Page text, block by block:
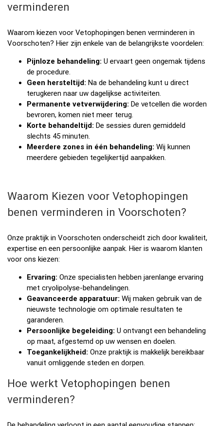
verminderen
Waarom kiezen voor Vetophopingen benen verminderen in
Voorschoten? Hier zijn enkele van de belangrijkste voordelen:
Pijnloze behandeling: U ervaart geen ongemak tijdens
de procedure.
Geen hersteltijd: Na de behandeling kunt u direct
terugkeren naar uw dagelijkse activiteiten.
Permanente vetverwijdering: De vetcellen die worden
bevroren, komen niet meer terug.
Korte behandeltijd: De sessies duren gemiddeld
slechts 45 minuten.
Meerdere zones in één behandeling: Wij kunnen
meerdere gebieden tegelijkertijd aanpakken.
Waarom Kiezen voor Vetophopingen
benen verminderen in Voorschoten?
Onze praktijk in Voorschoten onderscheidt zich door kwaliteit,
expertise en een persoonlijke aanpak. Hier is waarom klanten
voor ons kiezen:
Ervaring: Onze specialisten hebben jarenlange ervaring
met cryolipolyse-behandelingen.
Geavanceerde apparatuur: Wij maken gebruik van de
nieuwste technologie om optimale resultaten te
garanderen.
Persoonlijke begeleiding: U ontvangt een behandeling
op maat, afgestemd op uw wensen en doelen.
Toegankelijkheid: Onze praktijk is makkelijk bereikbaar
vanuit omliggende steden en dorpen.
Hoe werkt Vetophopingen benen
verminderen?